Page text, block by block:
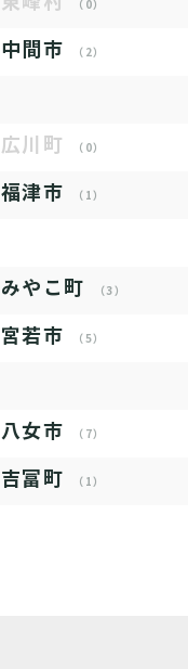
（0）
中間市 （2）
広川町 （0）
福津市 （1）
みやこ町 （3）
宮若市 （5）
八女市 （7）
吉富町 （1）